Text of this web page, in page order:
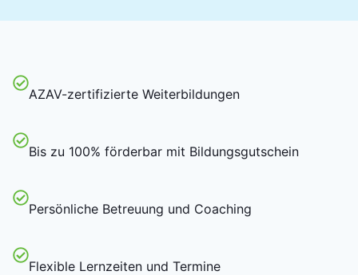
AZAV-zertifizierte Weiterbildungen
Bis zu 100% förderbar mit Bildungsgutschein
Persönliche Betreuung und Coaching
Flexible Lernzeiten und Termine